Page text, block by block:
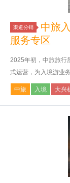
渠道分销
中旅
服务专区
2025年初，中旅旅行
式运营，为入境游业
中旅 入境 大兴